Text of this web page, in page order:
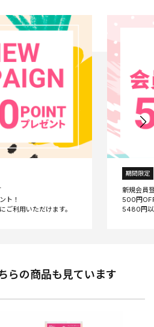
ト！
期間限定
新規会員
500円
らの商品も見ています